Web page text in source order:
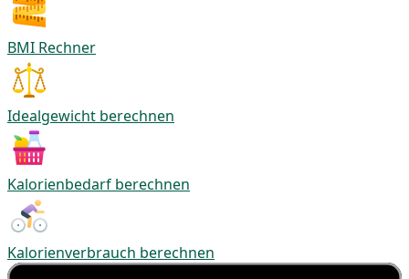
BMI Rechner
Idealgewicht berechnen
Kalorienbedarf berechnen
Kalorienverbrauch berechnen